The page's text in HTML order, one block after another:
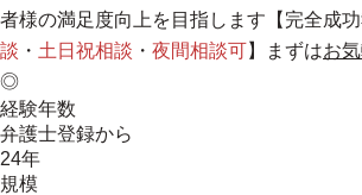
者様の満足度向上を目指します 【完全成
談 ・ 土日祝相談 ・ 夜間相談可】まずはお
◎
経験年数
弁護士登録から
24年
規模